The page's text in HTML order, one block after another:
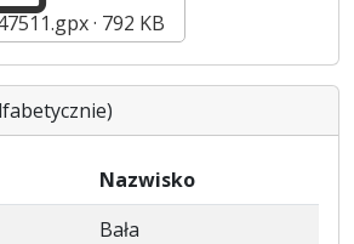
792 KB
Nazwisko
Bała